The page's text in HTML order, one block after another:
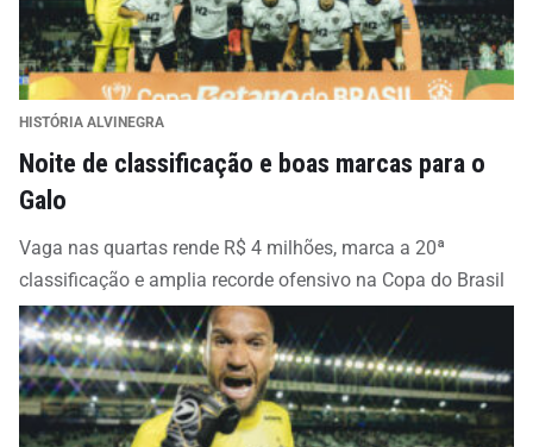
HISTÓRIA ALVINEGRA
Noite de classificação e boas marcas para o
Galo
Vaga nas quartas rende R$ 4 milhões, marca a 20ª
classificação e amplia recorde ofensivo na Copa do Brasil